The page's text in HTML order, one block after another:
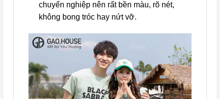
chuyển nghiệp nên rất bền màu, rõ nét,
không bong tróc hay nứt vỡ.